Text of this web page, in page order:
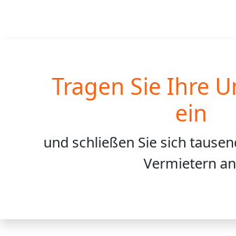
Tragen Sie Ihre
ein
und schließen Sie sich
Vermietern